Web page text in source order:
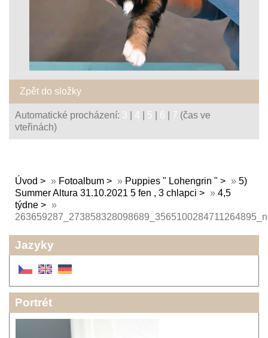
Zpět do složky
Automatické procházení: 3 4 5 6 7 (čas ve
vteřinách)
Úvod » Fotoalbum » Puppies " Lohengrin " » 5)
Summer Altura 31.10.2021 5 fen , 3 chlapci
» 4,5
týdne
»
263659287_273858328098689_3565100284711264895_n
Jazyky
Portrét